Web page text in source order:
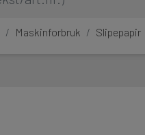
Maskinforbruk Slipepapir